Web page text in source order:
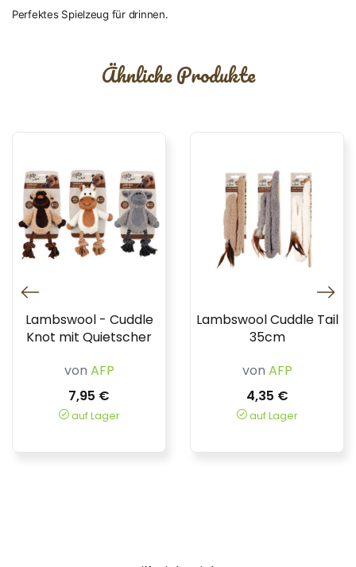
Perfektes Spielzeug für drinnen.
Ähnliche Produkte
Lambswool - Cuddle
Knot mit Quietscher
von AFP
7,95 €
auf Lager
Lambswool Cuddle Tail
35cm
von AFP
4,35 €
auf Lager